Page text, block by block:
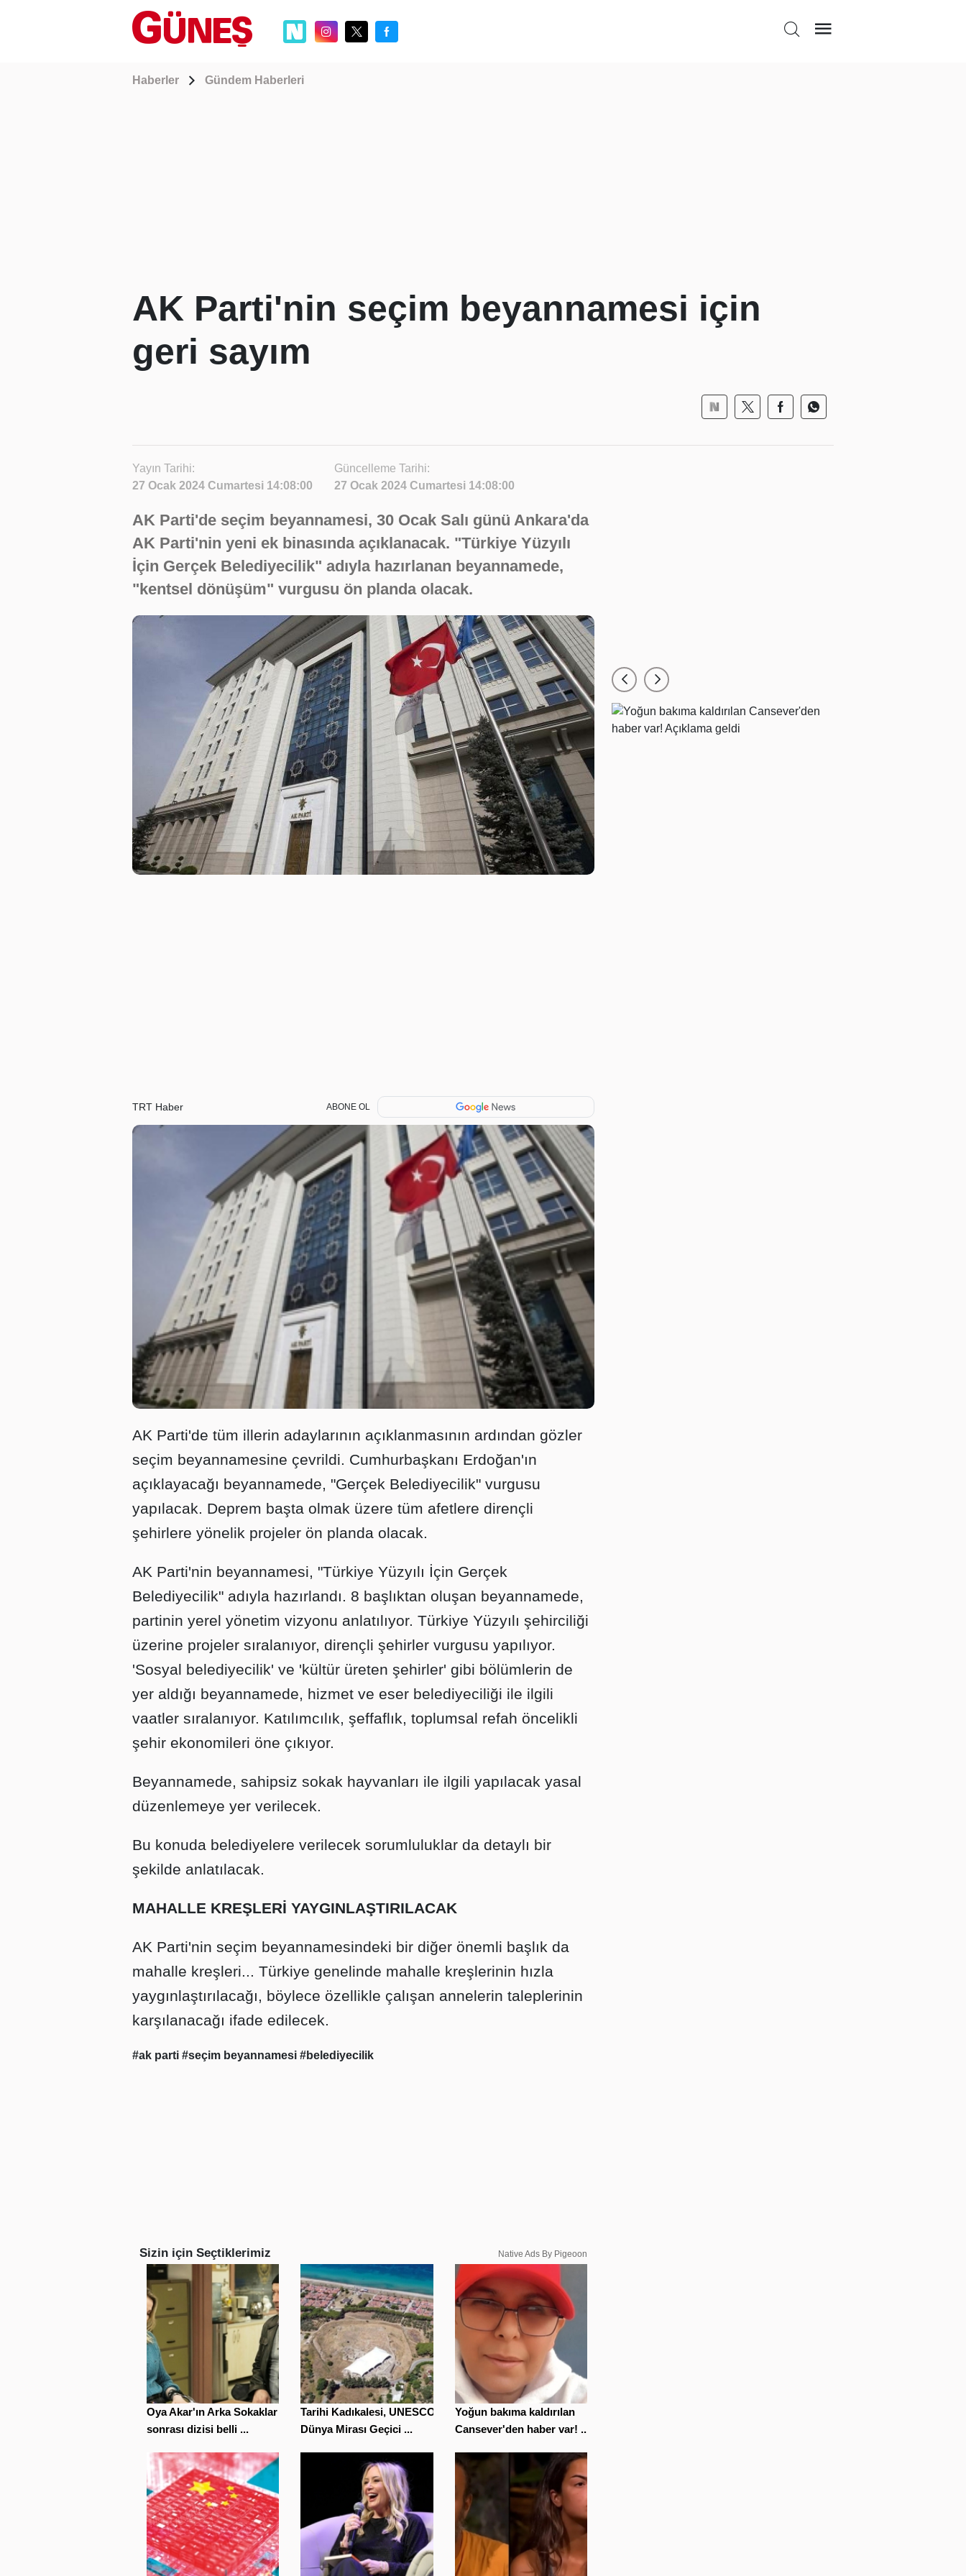
Haberler Gündem Haberleri
AK Parti'nin seçim beyannamesi için
geri sayım
Yayın Tarihi:
27 Ocak 2024 Cumartesi 14:08:00
Güncelleme Tarihi:
27 Ocak 2024 Cumartesi 14:08:00
AK Parti'de seçim beyannamesi, 30 Ocak Salı günü Ankara'da
AK Parti'nin yeni ek binasında açıklanacak. "Türkiye Yüzyılı
İçin Gerçek Belediyecilik" adıyla hazırlanan beyannamede,
"kentsel dönüşüm" vurgusu ön planda olacak.
TRT Haber ABONE OL
AK Parti'de tüm illerin adaylarının açıklanmasının ardından gözler
seçim beyannamesine çevrildi. Cumhurbaşkanı Erdoğan'ın
açıklayacağı beyannamede, "Gerçek Belediyecilik" vurgusu
yapılacak. Deprem başta olmak üzere tüm afetlere dirençli
şehirlere yönelik projeler ön planda olacak.
AK Parti'nin beyannamesi, "Türkiye Yüzyılı İçin Gerçek
Belediyecilik" adıyla hazırlandı. 8 başlıktan oluşan beyannamede,
partinin yerel yönetim vizyonu anlatılıyor. Türkiye Yüzyılı şehirciliği
üzerine projeler sıralanıyor, dirençli şehirler vurgusu yapılıyor.
'Sosyal belediyecilik' ve 'kültür üreten şehirler' gibi bölümlerin de
yer aldığı beyannamede, hizmet ve eser belediyeciliği ile ilgili
vaatler sıralanıyor. Katılımcılık, şeffaflık, toplumsal refah öncelikli
şehir ekonomileri öne çıkıyor.
Beyannamede, sahipsiz sokak hayvanları ile ilgili yapılacak yasal
düzenlemeye yer verilecek.
Bu konuda belediyelere verilecek sorumluluklar da detaylı bir
şekilde anlatılacak.
MAHALLE KREŞLERİ YAYGINLAŞTIRILACAK
AK Parti'nin seçim beyannamesindeki bir diğer önemli başlık da
mahalle kreşleri... Türkiye genelinde mahalle kreşlerinin hızla
yaygınlaştırılacağı, böylece özellikle çalışan annelerin taleplerinin
karşılanacağı ifade edilecek.
#ak parti #seçim beyannamesi #belediyecilik
Sizin için Seçtiklerimiz Native Ads By Pigeoon
Oya Akar'ın Arka Sokaklar
sonrası dizisi belli ...
Tarihi Kadıkalesi, UNESCO
Dünya Mirası Geçici ...
Yoğun bakıma kaldırılan
Cansever'den haber var! ...